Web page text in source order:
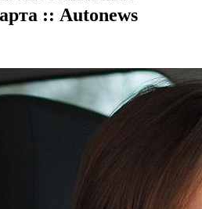
:: Autonews